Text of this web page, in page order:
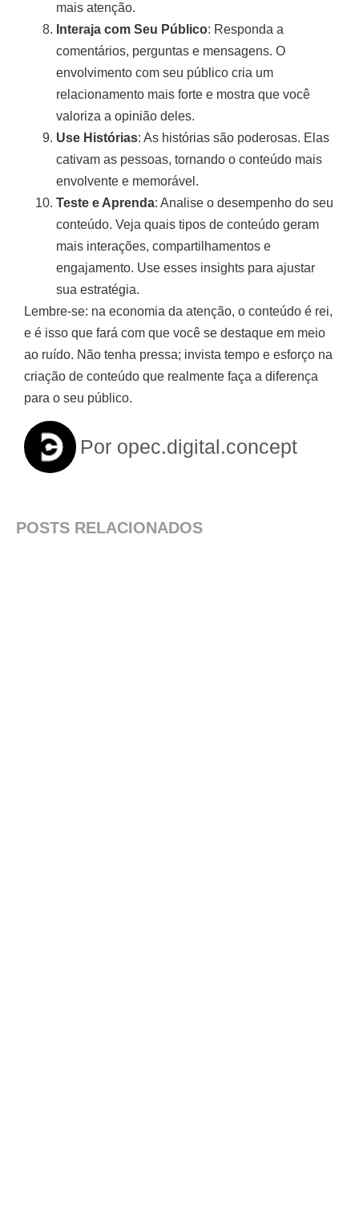
mais atenção.
Interaja com Seu Público: Responda a
comentários, perguntas e mensagens. O
envolvimento com seu público cria um
relacionamento mais forte e mostra que você
valoriza a opinião deles.
Use Histórias: As histórias são poderosas. Elas
cativam as pessoas, tornando o conteúdo mais
envolvente e memorável.
Teste e Aprenda: Analise o desempenho do seu
conteúdo. Veja quais tipos de conteúdo geram
mais interações, compartilhamentos e
engajamento. Use esses insights para ajustar
sua estratégia.
Lembre-se: na economia da atenção, o conteúdo é rei,
e é isso que fará com que você se destaque em meio
ao ruído. Não tenha pressa; invista tempo e esforço na
criação de conteúdo que realmente faça a diferença
para o seu público.
Por opec.digital.concept
POSTS RELACIONADOS